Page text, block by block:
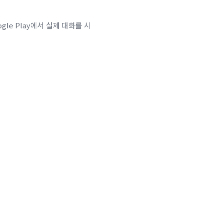
Play에서 실제 대화를 시